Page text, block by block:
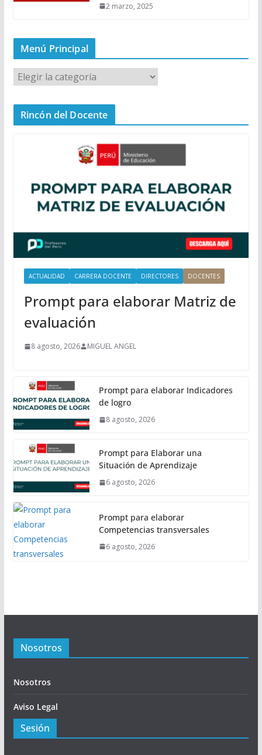
2 marzo, 2025
Menú Principal
M
e
n
a
Rincón del Docente
ACTUALIDAD CARRERA DOCENTE DIRECTORES DOCENTES
Prompt para elaborar Matriz de
evaluación
8 agosto, 2026 MIGUEL ANGEL
Prompt para elaborar Indicadores
de logro
8 agosto, 2026
Prompt para Elaborar una
Situación de Aprendizaje
6 agosto, 2026
Prompt para elaborar
Competencias transversales
6 agosto, 2026
Nosotros
Nosotros
Aviso Legal
Sesión